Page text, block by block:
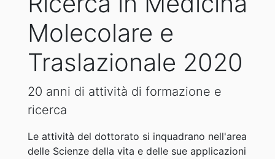
Molecolare e
Traslazionale 2020
20 anni di attività di formazione e
ricerca
Le attività del dottorato si inquadrano nell'area
delle Scienze della vita e delle sue applicazioni